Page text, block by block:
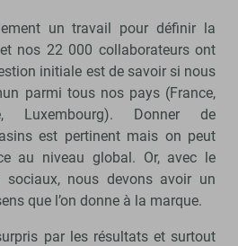
un travail pour définir la
nos 22 000 collaborateurs ont
initiale est de savoir si nous
parmi tous nos pays (France,
Luxembourg). Donner de
est pertinent mais on peut
au niveau global. Or, avec le
nous devons avoir un
que l’on donne à la marque.
par les résultats et surtout